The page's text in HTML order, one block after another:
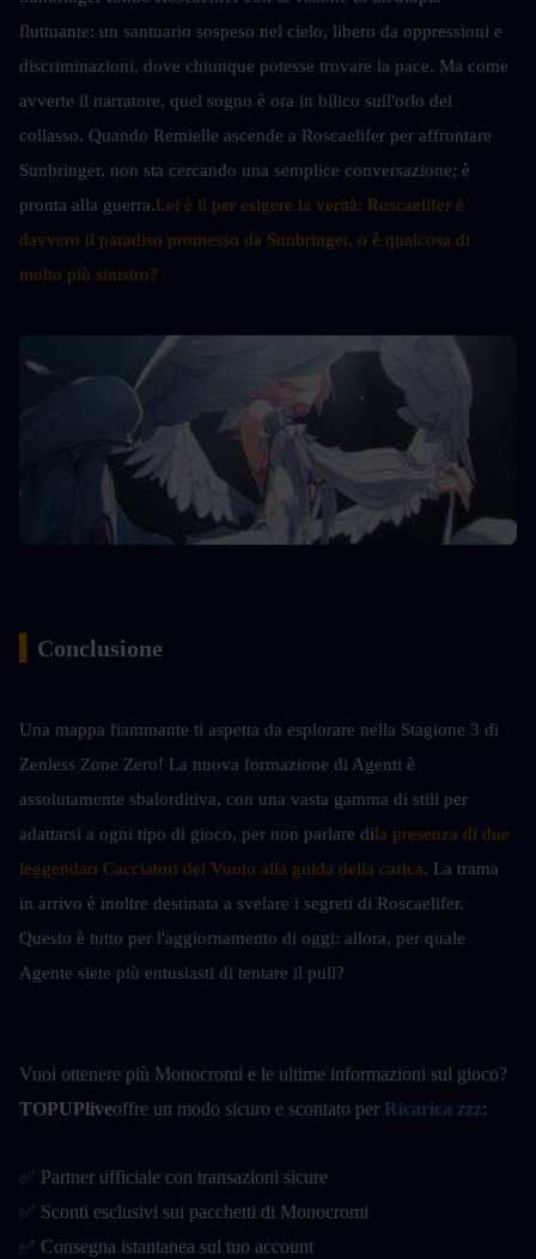
fluttuante: un santuario sospeso nel cielo, libero da oppressioni e
discriminazioni, dove chiunque potesse trovare la pace. Ma come
avverte il narratore, quel sogno è ora in bilico sull'orlo del
collasso. Quando Remielle ascende a Roscaelifer per affrontare
Sunbringer, non sta cercando una semplice conversazione; è
pronta alla guerra.Lei è lì per esigere la verità: Roscaelifer è
davvero il paradiso promesso da Sunbringer, o è qualcosa di
molto più sinistro?
Conclusione
Una mappa fiammante ti aspetta da esplorare nella Stagione 3 di
Zenless Zone Zero! La nuova formazione di Agenti è
assolutamente sbalorditiva, con una vasta gamma di stili per
adattarsi a ogni tipo di gioco, per non parlare dila presenza di due
leggendari Cacciatori del Vuoto alla guida della carica. La trama
in arrivo è inoltre destinata a svelare i segreti di Roscaelifer.
Questo è tutto per l'aggiornamento di oggi: allora, per quale
Agente siete più entusiasti di tentare il pull?
Vuoi ottenere più Monocromi e le ultime informazioni sul gioco?
TOPUPliveoffre un modo sicuro e scontato per Ricarica zzz:
✅ Partner ufficiale con transazioni sicure
✅ Sconti esclusivi sui pacchetti di Monocromi
✅ Consegna istantanea sul tuo account